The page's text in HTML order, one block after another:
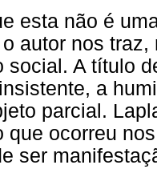
esta não é
autor nos
social. A título
a
parcial.
que ocorreu
ser